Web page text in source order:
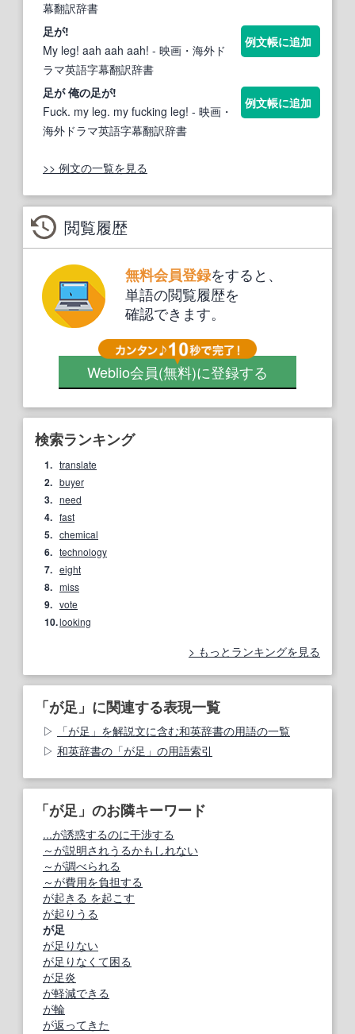
幕翻訳辞書
足が!
My leg! aah aah aah! - 映画・海外ド
ラマ英語字幕翻訳辞書
例文帳に追加
足が 俺の足が!
Fuck. my leg. my fucking leg! - 映画・
海外ドラマ英語字幕翻訳辞書
例文帳に追加
>> 例文の一覧を見る
閲覧履歴
無料会員登録をすると、
単語の閲覧履歴を
確認できます。
Weblio会員(無料)に登録する
検索ランキング
1. translate
2. buyer
3. need
4. fast
5. chemical
6. technology
7. eight
8. miss
9. vote
10.looking
もっとランキングを見る
「が足」に関連する表現一覧
「が足」を解説文に含む和英辞書の用語の一覧
和英辞書の「が足」の用語索引
「が足」のお隣キーワード
...が誘惑するのに干渉する
～が説明されうるかもしれない
～が調べられる
～が費用を負担する
が起きる を起こす
が起りうる
が足
が足りない
が足りなくて困る
が足炎
が軽減できる
が輪
が返ってきた